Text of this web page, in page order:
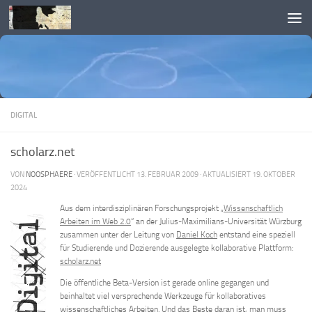
Skip to content
DIGITAL
scholarz.net
VON NOOSPHAERE · VERÖFFENTLICHT 13. FEBRUAR 2009 · AKTUALISIERT 19. OKTOBER
2024
Aus dem interdisziplinären Forschungsprojekt „Wissenschaftlich
Arbeiten im Web 2.0“ an der Julius-Maximilians-Universität Würzburg
zusammen unter der Leitung von Daniel Koch entstand eine speziell
für Studierende und Dozierende ausgelegte kollaborative Plattform:
scholarz.net
Die öffentliche Beta-Version ist gerade online gegangen und
beinhaltet viel versprechende Werkzeuge für kollaboratives
wissenschaftliches Arbeiten. Und das Beste daran ist, man muss